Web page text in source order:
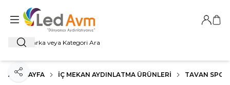
Ara
Giriş
ANA SAYFA İÇ MEKAN AYDINLATMA ÜRÜNLERI TAVAN SPOT
Paylaş